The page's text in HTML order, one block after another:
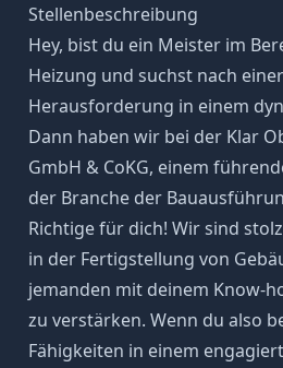
Stellenbeschreibung
Hey, bist du ein Meister im
Heizung und suchst nach
Herausforderung in einem
Dann haben wir bei der Klar
GmbH & CoKG, einem
der Branche der
Richtige für dich! Wir sind
in der Fertigstellung von
jemanden mit deinem Know-
zu verstärken. Wenn du also
Fähigkeiten in einem